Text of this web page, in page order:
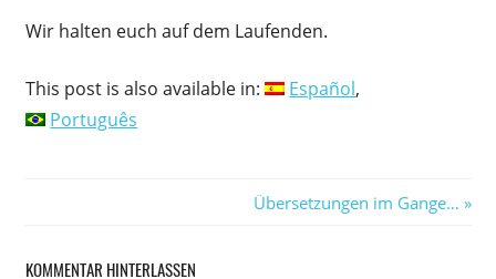
Wir halten euch auf dem Laufenden.
This post is also available in:
Español
Português
Beitragsnavigation
Nächster
Übersetzungen im Gange…
KOMMENTAR HINTERLASSEN